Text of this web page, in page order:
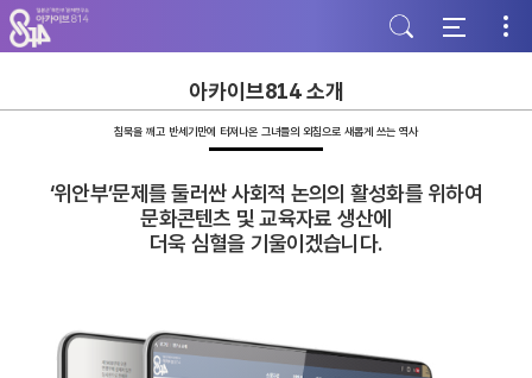
주
메
뉴
가
본
문
바
기
하
단
바
기
아카이브814 소개
침묵을 깨고 반세기만에 터져나온 그녀들의 외침으로 새롭게 쓰는 역사
‘위안부’문제를 둘러싼 사회적 논의의 활성화를 위하여
문화콘텐츠 및 교육자료 생산에
더욱 심혈을 기울이겠습니다.